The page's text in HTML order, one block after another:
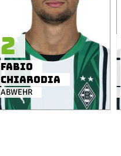
ABWEHR
Fabio
Chiarodia
2